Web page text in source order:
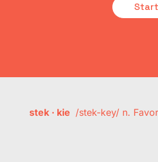
stek · kie /stek-key/ n.